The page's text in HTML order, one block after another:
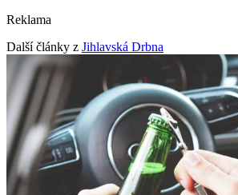
Reklama
Další články z Jihlavská Drbna